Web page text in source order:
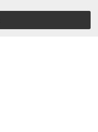
Login
Recuperar Password